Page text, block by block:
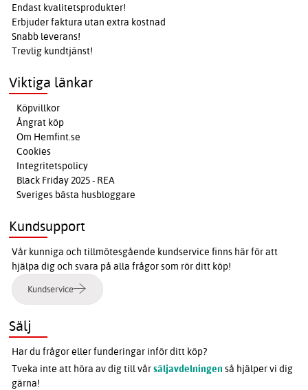
Endast kvalitetsprodukter!
Erbjuder faktura utan extra kostnad
Snabb leverans!
Trevlig kundtjänst!
Viktiga länkar
Köpvillkor
Ångrat köp
Om Hemfint.se
Cookies
Integritetspolicy
Black Friday 2025 - REA
Sveriges bästa husbloggare
Kundsupport
Vår kunniga och tillmötesgående kundservice finns här för att
hjälpa dig och svara på alla frågor som rör ditt köp!
Kundservice
Sälj
Har du frågor eller funderingar inför ditt köp?
Tveka inte att höra av dig till vårsäljavdelningen så hjälper vi dig
gärna!